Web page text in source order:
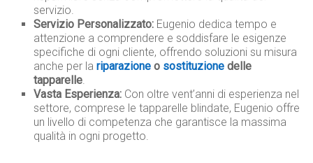
servizio.
Servizio Personalizzato: Eugenio dedica tempo e
attenzione a comprendere e soddisfare le esigenze
specifiche di ogni cliente, offrendo soluzioni su misura
anche per lariparazioneo sostituzione delle
tapparelle.
Vasta Esperienza: Con oltre vent’anni di esperienza nel
settore, comprese le tapparelle blindate, Eugenio offre
un livello di competenza che garantisce la massima
qualità in ogni progetto.